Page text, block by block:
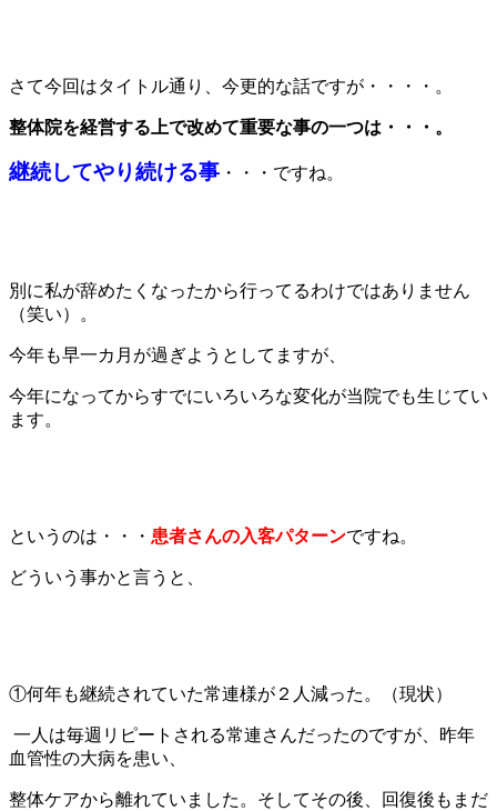
さて今回はタイトル通り、今更的な話ですが・・・・。
整体院を経営する上で改めて重要な事の一つは・・・。
継続してやり続ける事 ・・・ですね。
別に私が辞めたくなったから行ってるわけではありません
（笑い）。
今年も早一カ月が過ぎようとしてますが、
今年になってからすでにいろいろな変化が当院でも生じてい
ます。
というのは・・・ 患者さんの入客パターンですね。
どういう事かと言うと、
①何年も継続されていた常連様が２人減った。（現状）
一人は毎週リピートされる常連さんだったのですが、昨年
血管性の大病を患い、
整体ケアから離れていました。 そしてその後、回復後もまだ